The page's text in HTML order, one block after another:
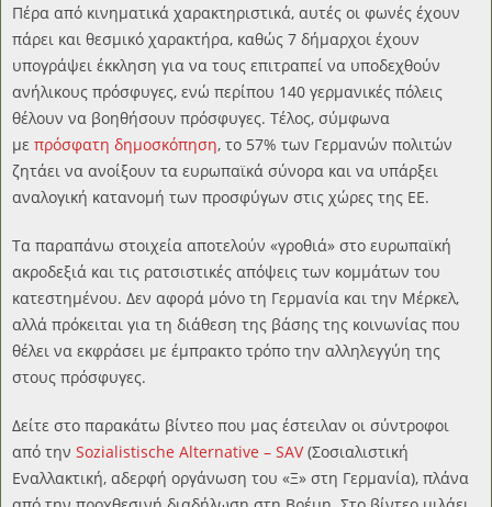
Πέρα από κινηματικά χαρακτηριστικά, αυτές οι φωνές έχουν
πάρει και θεσμικό χαρακτήρα, καθώς 7 δήμαρχοι έχουν
υπογράψει έκκληση για να τους επιτραπεί να υποδεχθούν
ανήλικους πρόσφυγες, ενώ περίπου 140 γερμανικές πόλεις
θέλουν να βοηθήσουν πρόσφυγες. Τέλος, σύμφωνα
με πρόσφατη δημοσκόπηση, το 57% των Γερμανών πολιτών
ζητάει να ανοίξουν τα ευρωπαϊκά σύνορα και να υπάρξει
αναλογική κατανομή των προσφύγων στις χώρες της ΕΕ.
Τα παραπάνω στοιχεία αποτελούν «γροθιά» στο ευρωπαϊκή
ακροδεξιά και τις ρατσιστικές απόψεις των κομμάτων του
κατεστημένου. Δεν αφορά μόνο τη Γερμανία και την Μέρκελ,
αλλά πρόκειται για τη διάθεση της βάσης της κοινωνίας που
θέλει να εκφράσει με έμπρακτο τρόπο την αλληλεγγύη της
στους πρόσφυγες.
Δείτε στο παρακάτω βίντεο που μας έστειλαν οι σύντροφοι
από την Sozialistische Alternative – SAV(Σοσιαλιστική
Εναλλακτική, αδερφή οργάνωση του «Ξ» στη Γερμανία), πλάνα